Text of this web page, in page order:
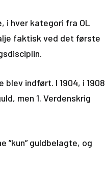
i hver kategori fra OL
faktisk ved det første
indført. I 1904, i 1908
men 1. Verdenskrig
”kun” guldbelagte, og